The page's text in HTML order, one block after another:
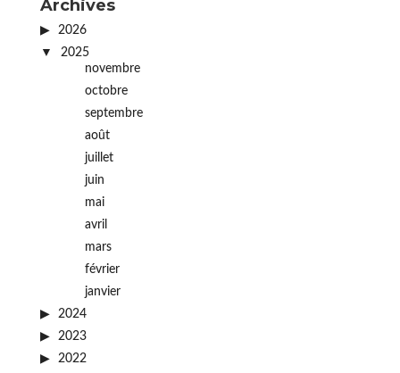
Archives
2026
2025
novembre
octobre
septembre
août
juillet
juin
mai
avril
mars
février
janvier
2024
2023
2022